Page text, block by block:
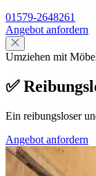
01579-2648261
Angebot anfordern
Umziehen mit
✅
Ein reibungsloser
Angebot anfordern